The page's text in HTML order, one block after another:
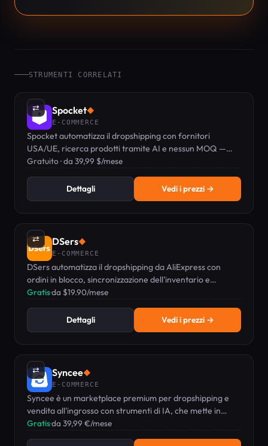
STRUMENTI CORRELATI
⇄ Spocket◆
E-COMMERCE
Spocket automatizza il dropshipping con fornitori
USA/UE, ricerca prodotti tramite AI e nessun MOQ —
usato da oltre 500.000 venditori, con un piano gratuito
Gratuito · da 39,99 $/mese
Dettagli Vedi i prezzi →
⇄ DSers◆
E-COMMERCE
DSers automatizza il dropshipping da AliExpress con
ordini in blocco, sincronizzazione dell'inventario e
gestione multi-store per Shopify, WooCommerce e Wix.
Gratis·da $19.90/mese
Dettagli Vedi i prezzi →
⇄ Syncee◆
E-COMMERCE
Syncee è un marketplace premium per dropshipping e
vendita all'ingrosso con strumenti di IA, che mette in
contatto oltre 12.000 fornitori con i negozi e-commerce.
Gratis·da 39,99 €/mese